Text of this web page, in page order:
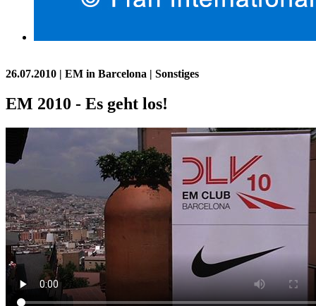
26.07.2010 | EM in Barcelona | Sonstiges
EM 2010 - Es geht los!